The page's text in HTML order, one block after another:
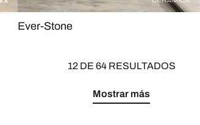
Ever-Stone
12 DE 64 RESULTADOS
Mostrar más